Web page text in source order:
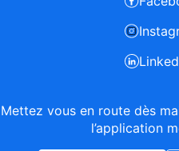
Mettez vous en route dès
l’application